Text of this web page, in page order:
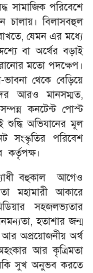
সামাজিক পরিবেশে
চালায়। বিলাসবহুল
রাখতে, যেমন এর মধ্যে
বা অর্থের বড়াই
মতো পদক্ষেপ।
থেকে বেড়িয়ে
আরও মানসম্মত,
কনটেন্ট পোস্ট
অভিযানের মূল
সংস্কৃতির পরিবেশ
বহুকাল আগেও
মহামারী আকারে
সহজলভ্যতার
হতাশার জন্ম
অপ্রয়োজনীয় অর্থ
আর কৃত্রিমতা
সুখ অনুভব করতে